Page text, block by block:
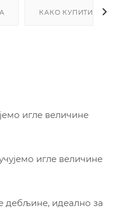
КАКО КУПИТИ
игле величине
игле величине
дебљине, идеално за